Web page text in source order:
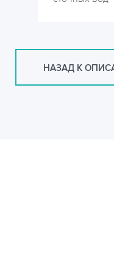
НАЗАД К